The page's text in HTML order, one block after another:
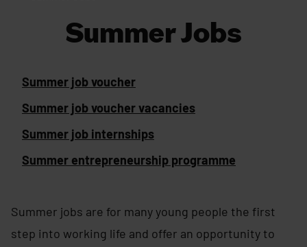
Summer Jobs
Summer job voucher
Summer job voucher vacancies
Summer job internships
Summer entrepreneurship programme
Summer jobs are for many young people the first
step into working life and offer an opportunity to